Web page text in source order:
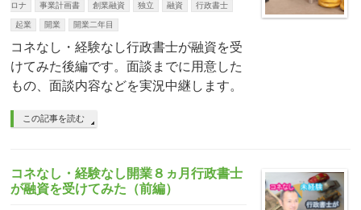
ロナ 事業計画書 創業融資 独立 融資 行政書士
起業 開業 開業二年目
コネなし・経験なし行政書士が融資を受
けてみた後編です。面談までに用意した
もの、面談内容などを実況中継します。
この記事を読む
コネなし・経験なし開業８ヵ月行政書士
が融資を受けてみた（前編）